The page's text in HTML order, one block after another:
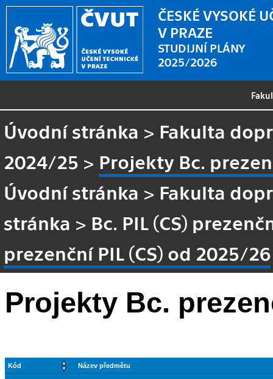
ČESKÉ VYSOKÉ
V PRAZE
STUDIJNÍ PLÁNY
2025/2026
Úvodní stránka > Fakulta
2024/25 > Projekty Bc.
Úvodní stránka > Fakulta
stránka > Bc. PIL (CS)
prezenční PIL (CS) od 2025/26
Projekty Bc.
Kód Název předmětu